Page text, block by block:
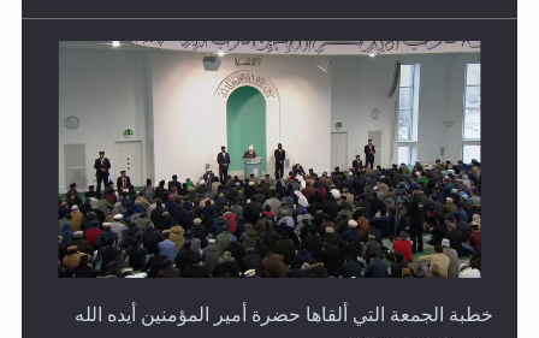
خطبة الجمعة التي ألقاها حضرة أمير المؤمنين أيده الله